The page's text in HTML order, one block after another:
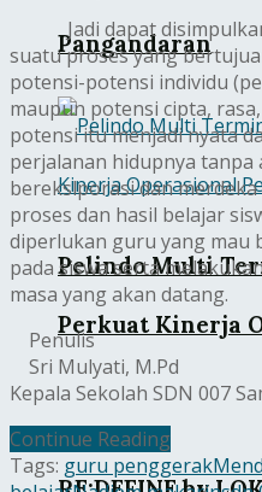
Pangandaran
Pelindo Multi
Perkuat Kinerja
Jadi dapat disimpulkan
suatu proses yang
potensi-potensi individu
maupun potensi cipta,
potensi itu menjadi nyata
perjalanan hidupnya tanpa
berekslporasi dan
proses dan hasil belajar
diperlukan guru yang mau
pada siswa serta
masa yang akan datang.
Penulis
Sri Mulyati, M.Pd
Kepala Sekolah SDN 007
Continue Reading
Tags: guru penggerak